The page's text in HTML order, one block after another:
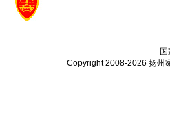
国
Copyright 2008-2026 扬州